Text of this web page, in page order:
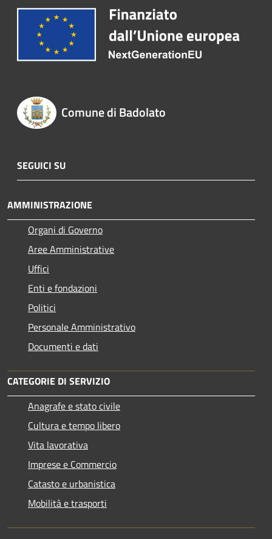
Comune di Badolato
SEGUICI SU
AMMINISTRAZIONE
Organi di Governo
Aree Amministrative
Uffici
Enti e fondazioni
Politici
Personale Amministrativo
Documenti e dati
CATEGORIE DI SERVIZIO
Anagrafe e stato civile
Cultura e tempo libero
Vita lavorativa
Imprese e Commercio
Catasto e urbanistica
Mobilità e trasporti